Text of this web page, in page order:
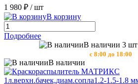
1 980 ₽ / шт
В корзину
Подробнее
В наличии 3 шт
с 8:00 до 18:00
В наличии